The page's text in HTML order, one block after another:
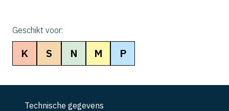
Geschikt voor:
K S N M P
Technische gegevens